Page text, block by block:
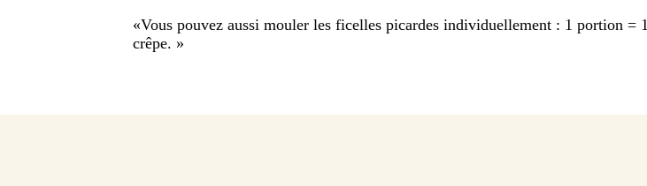
«Vous pouvez aussi mouler les ficelles picardes individuellement : 1 portion = 1
crêpe. »